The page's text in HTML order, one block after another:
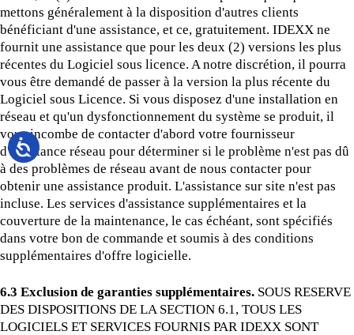
mettons généralement à la disposition d'autres clients
bénéficiant d'une assistance, et ce, gratuitement. IDEXX ne
fournit une assistance que pour les deux (2) versions les plus
récentes du Logiciel sous licence. A notre discrétion, il pourra
vous être demandé de passer à la version la plus récente du
Logiciel sous Licence. Si vous disposez d'une installation en
réseau et qu'un dysfonctionnement du système se produit, il
vous incombe de contacter d'abord votre fournisseur
d'assistance réseau pour déterminer si le problème n'est pas dû
à des problèmes de réseau avant de nous contacter pour
obtenir une assistance produit. L'assistance sur site n'est pas
incluse. Les services d'assistance supplémentaires et la
couverture de la maintenance, le cas échéant, sont spécifiés
dans votre bon de commande et soumis à des conditions
supplémentaires d'offre logicielle.
6.3 Exclusion de garanties supplémentaires. SOUS RESERVE
DES DISPOSITIONS DE LA SECTION 6.1, TOUS LES
LOGICIELS ET SERVICES FOURNIS PAR IDEXX SONT